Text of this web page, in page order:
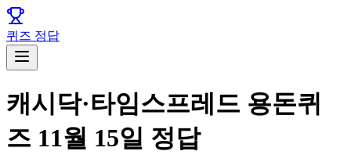
퀴즈 정답
캐시닥·타임스프레드 용돈퀴
즈 11월 15일 정답